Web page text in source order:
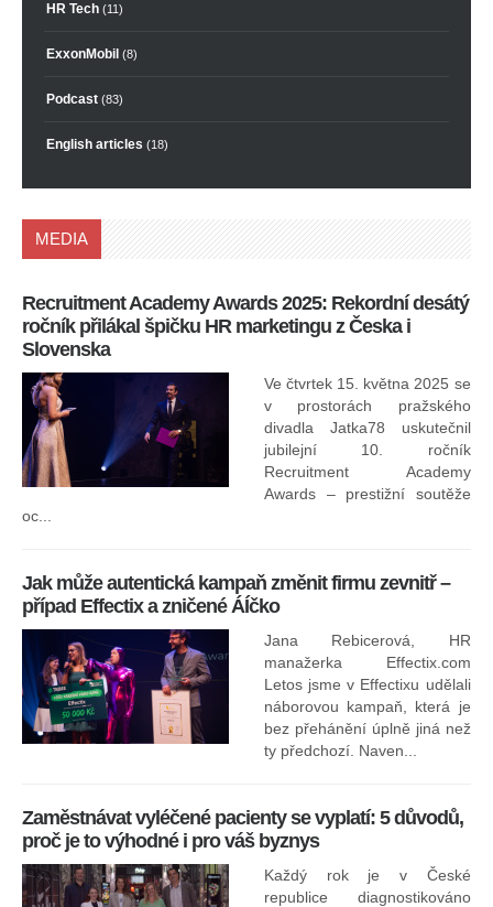
HR Tech (11)
ExxonMobil (8)
Podcast (83)
English articles (18)
MEDIA
Recruitment Academy Awards 2025: Rekordní desátý
ročník přilákal špičku HR marketingu z Česka i
Slovenska
Ve čtvrtek 15. května 2025 se
v prostorách pražského
divadla Jatka78 uskutečnil
jubilejní 10. ročník
Recruitment Academy
Awards – prestižní soutěže
oc...
Jak může autentická kampaň změnit firmu zevnitř –
případ Effectix a zničené ÁÍčko
Jana Rebicerová, HR
manažerka Effectix.com
Letos jsme v Effectixu udělali
náborovou kampaň, která je
bez přehánění úplně jiná než
ty předchozí. Naven...
Zaměstnávat vyléčené pacienty se vyplatí: 5 důvodů,
proč je to výhodné i pro váš byznys
Každý rok je v České
republice diagnostikováno